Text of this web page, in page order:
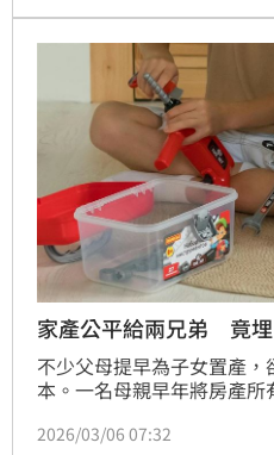
慎，提醒民眾利用重購退
際居住事實等規範，避免
家產公平給兩兄弟 竟
不少父母提早為子女置產
本。一名母親早年將房產
連環地雷。正業地政士事務
2026/03/06 07:32